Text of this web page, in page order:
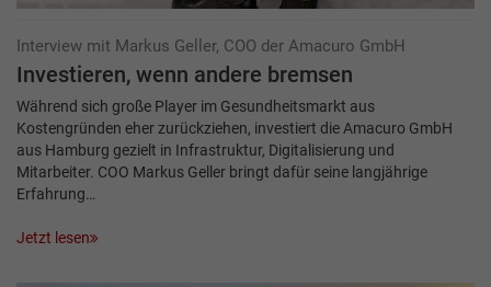
Interview mit Markus Geller, COO der Amacuro GmbH
Investieren, wenn andere bremsen
Während sich große Player im Gesundheitsmarkt aus
Kostengründen eher zurückziehen, investiert die Amacuro GmbH
aus Hamburg gezielt in Infrastruktur, Digitalisierung und
Mitarbeiter. COO Markus Geller bringt dafür seine langjährige
Erfahrung…
Jetzt lesen